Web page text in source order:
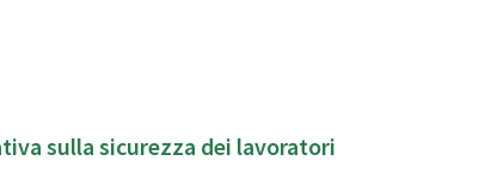
sulla sicurezza dei lavoratori